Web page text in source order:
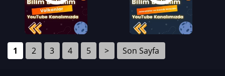
1 2 3 4 5 > Son Sayfa